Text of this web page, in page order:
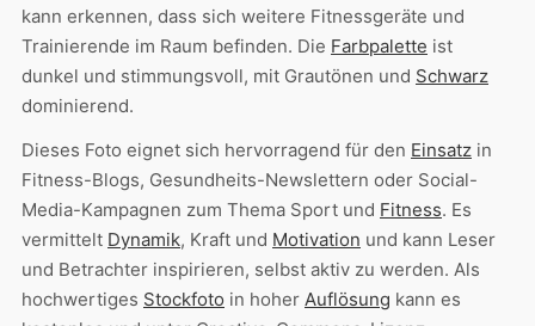
kann erkennen, dass sich weitere Fitnessgeräte und
Trainierende im Raum befinden. Die Farbpalette ist
dunkel und stimmungsvoll, mit Grautönen und Schwarz
dominierend.
Dieses Foto eignet sich hervorragend für den Einsatz in
Fitness-Blogs, Gesundheits-Newslettern oder Social-
Media-Kampagnen zum Thema Sport und Fitness. Es
vermittelt Dynamik, Kraft und Motivation und kann Leser
und Betrachter inspirieren, selbst aktiv zu werden. Als
hochwertiges Stockfoto in hoher Auflösung kann es